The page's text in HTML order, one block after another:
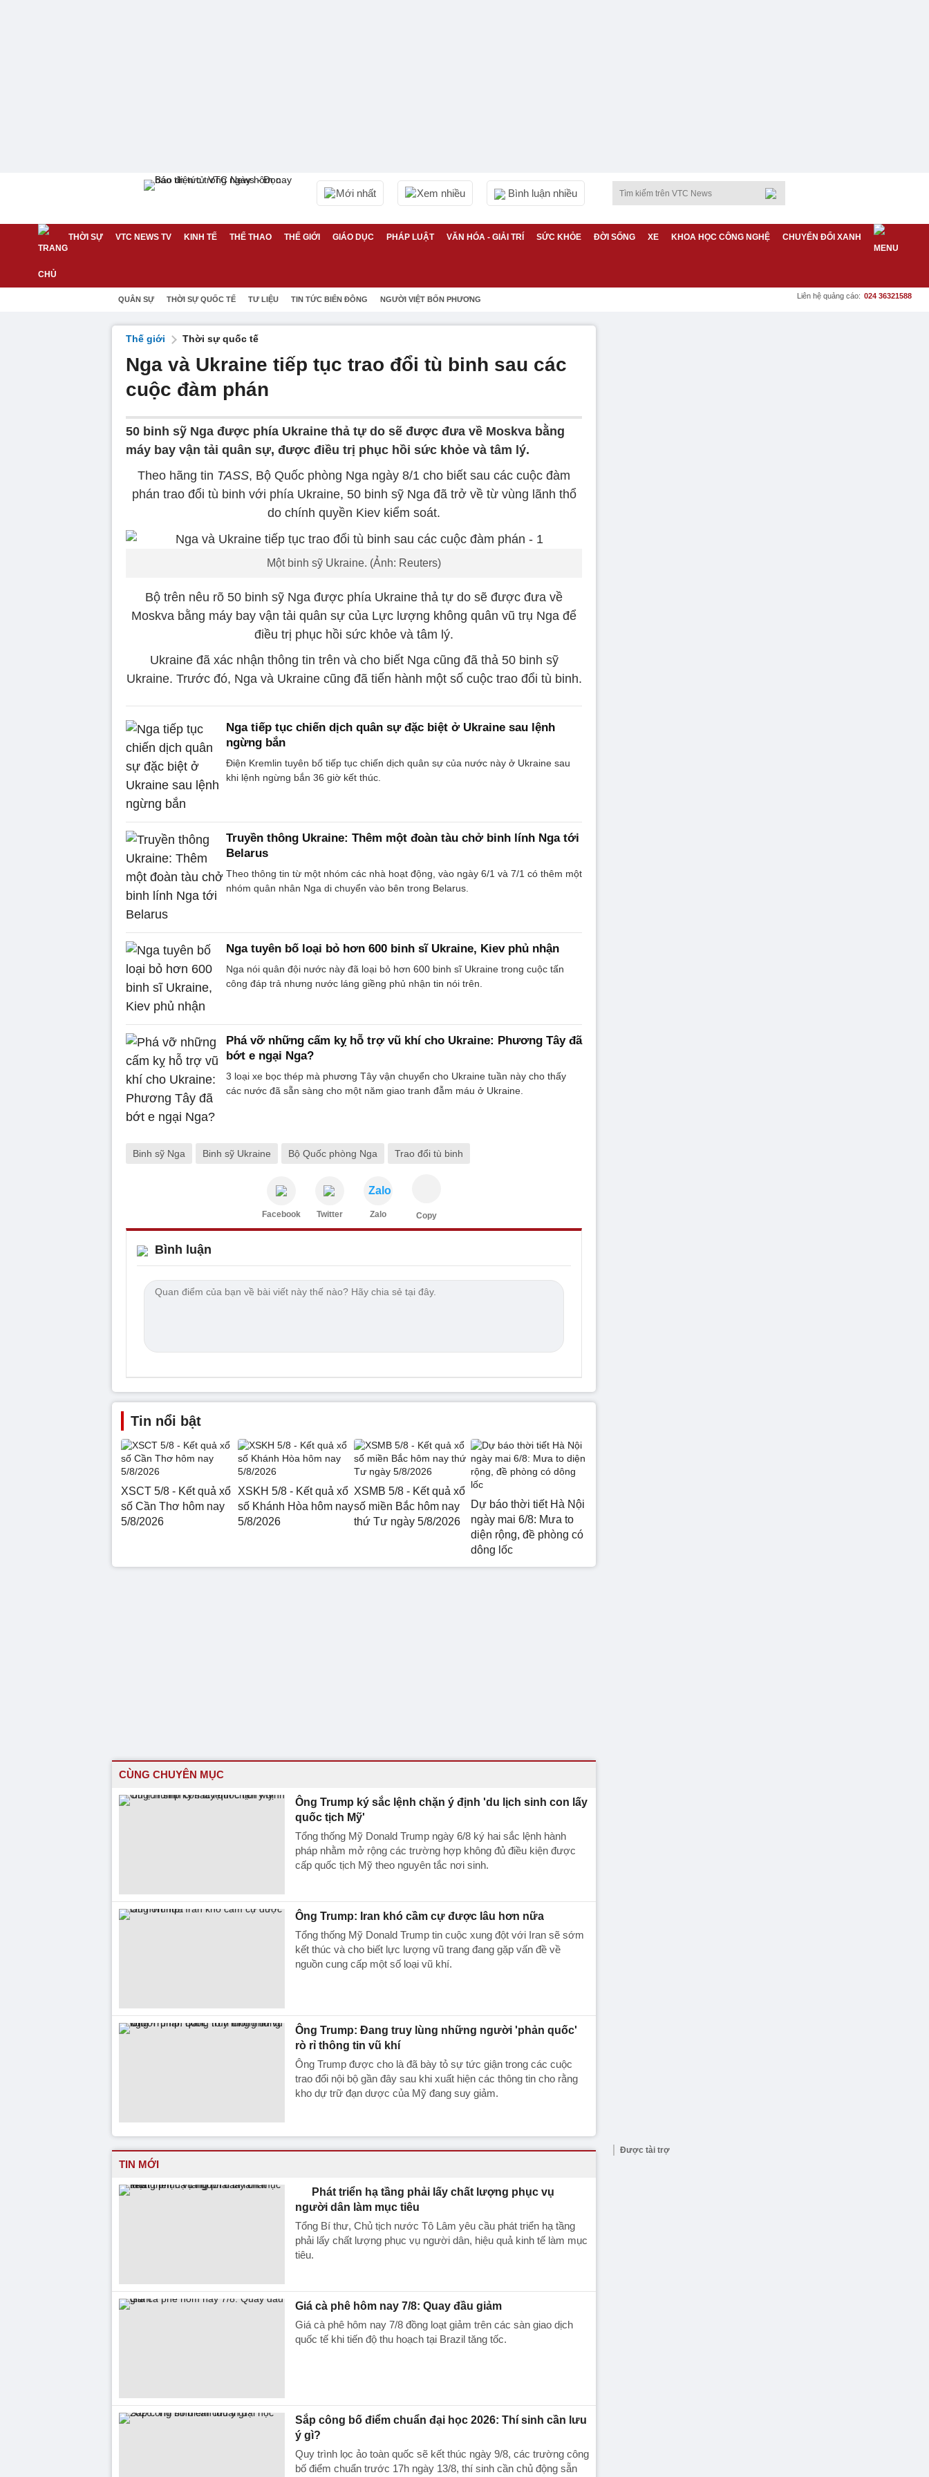
Mới nhất Xem nhiều Bình luận nhiều
THỜI SỰ VTC NEWS TV KINH TẾ THỂ THAO THẾ GIỚI GIÁO DỤC PHÁP LUẬT VĂN HÓA - GIẢI TRÍ SỨC KHỎE ĐỜI SỐNG XE KHOA HỌC CÔNG NGHỆ CHUYỂN ĐỔI XANH
QUÂN SỰ THỜI SỰ QUỐC TẾ TƯ LIỆU TIN TỨC BIỂN ĐÔNG NGƯỜI VIỆT BỐN PHƯƠNG Liên hệ quảng cáo: 024 36321588
Thế giới Thời sự quốc tế
Nga và Ukraine tiếp tục trao đổi tù binh sau các
cuộc đàm phán
50 binh sỹ Nga được phía Ukraine thả tự do sẽ được đưa về Moskva bằng
máy bay vận tải quân sự, được điều trị phục hồi sức khỏe và tâm lý.
Theo hãng tin TASS, Bộ Quốc phòng Nga ngày 8/1 cho biết sau các cuộc đàm
phán trao đổi tù binh với phía Ukraine, 50 binh sỹ Nga đã trở về từ vùng lãnh thổ
do chính quyền Kiev kiểm soát.
Một binh sỹ Ukraine. (Ảnh: Reuters)
Bộ trên nêu rõ 50 binh sỹ Nga được phía Ukraine thả tự do sẽ được đưa về
Moskva bằng máy bay vận tải quân sự của Lực lượng không quân vũ trụ Nga để
điều trị phục hồi sức khỏe và tâm lý.
Ukraine đã xác nhận thông tin trên và cho biết Nga cũng đã thả 50 binh sỹ
Ukraine. Trước đó, Nga và Ukraine cũng đã tiến hành một số cuộc trao đổi tù binh.
Nga tiếp tục chiến dịch quân sự đặc biệt ở Ukraine sau lệnh
ngừng bắn
Điện Kremlin tuyên bố tiếp tục chiến dịch quân sự của nước này ở Ukraine sau
khi lệnh ngừng bắn 36 giờ kết thúc.
Truyền thông Ukraine: Thêm một đoàn tàu chở binh lính Nga tới
Belarus
Theo thông tin từ một nhóm các nhà hoạt động, vào ngày 6/1 và 7/1 có thêm một
nhóm quân nhân Nga di chuyển vào bên trong Belarus.
Nga tuyên bố loại bỏ hơn 600 binh sĩ Ukraine, Kiev phủ nhận
Nga nói quân đội nước này đã loại bỏ hơn 600 binh sĩ Ukraine trong cuộc tấn
công đáp trả nhưng nước láng giềng phủ nhận tin nói trên.
Phá vỡ những cấm kỵ hỗ trợ vũ khí cho Ukraine: Phương Tây đã
bớt e ngại Nga?
3 loại xe bọc thép mà phương Tây vận chuyển cho Ukraine tuần này cho thấy
các nước đã sẵn sàng cho một năm giao tranh đẫm máu ở Ukraine.
Binh sỹ Nga Binh sỹ Ukraine Bộ Quốc phòng Nga Trao đổi tù binh
Facebook Twitter
Zalo
Zalo Copy
Bình luận
Tin nổi bật
XSCT 5/8 - Kết quả xổ
số Cần Thơ hôm nay
5/8/2026
XSKH 5/8 - Kết quả xổ
số Khánh Hòa hôm nay
5/8/2026
XSMB 5/8 - Kết quả xổ
số miền Bắc hôm nay
thứ Tư ngày 5/8/2026
Dự báo thời tiết Hà Nội
ngày mai 6/8: Mưa to
diện rộng, đề phòng có
dông lốc
CÙNG CHUYÊN MỤC
Ông Trump ký sắc lệnh chặn ý định 'du lịch sinh con lấy
quốc tịch Mỹ'
Tổng thống Mỹ Donald Trump ngày 6/8 ký hai sắc lệnh hành
pháp nhằm mở rộng các trường hợp không đủ điều kiện được
cấp quốc tịch Mỹ theo nguyên tắc nơi sinh.
Ông Trump: Iran khó cầm cự được lâu hơn nữa
Tổng thống Mỹ Donald Trump tin cuộc xung đột với Iran sẽ sớm
kết thúc và cho biết lực lượng vũ trang đang gặp vấn đề về
nguồn cung cấp một số loại vũ khí.
Ông Trump: Đang truy lùng những người 'phản quốc'
rò rỉ thông tin vũ khí
Ông Trump được cho là đã bày tỏ sự tức giận trong các cuộc
trao đổi nội bộ gần đây sau khi xuất hiện các thông tin cho rằng
kho dự trữ đạn dược của Mỹ đang suy giảm.
TIN MỚI
Phát triển hạ tầng phải lấy chất lượng phục vụ
người dân làm mục tiêu
Tổng Bí thư, Chủ tịch nước Tô Lâm yêu cầu phát triển hạ tầng
phải lấy chất lượng phục vụ người dân, hiệu quả kinh tế làm mục
tiêu.
Giá cà phê hôm nay 7/8: Quay đầu giảm
Giá cà phê hôm nay 7/8 đồng loạt giảm trên các sàn giao dịch
quốc tế khi tiến độ thu hoạch tại Brazil tăng tốc.
Sắp công bố điểm chuẩn đại học 2026: Thí sinh cần lưu
ý gì?
Quy trình lọc ảo toàn quốc sẽ kết thúc ngày 9/8, các trường công
bố điểm chuẩn trước 17h ngày 13/8, thí sinh cần chủ động sẵn
Được tài trợ